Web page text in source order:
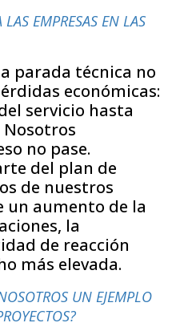
EMPRESAS EN LAS
parada técnica no
económicas:
servicio hasta
no pase.
del plan de
de nuestros
un aumento de la
la
de reacción
más elevada.
UN EJEMPLO